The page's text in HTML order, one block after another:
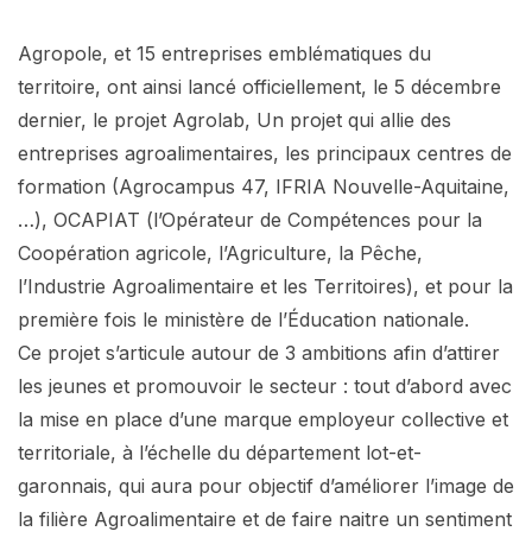
Agropole, et 15 entreprises emblématiques du
territoire, ont ainsi lancé officiellement, le 5 décembre
dernier, le projet Agrolab, Un projet qui allie des
entreprises agroalimentaires, les principaux centres de
formation (Agrocampus 47, IFRIA Nouvelle-Aquitaine,
…), OCAPIAT (l’Opérateur de Compétences pour la
Coopération agricole, l’Agriculture, la Pêche,
l’Industrie Agroalimentaire et les Territoires), et pour la
première fois le ministère de l’Éducation nationale.
Ce projet s’articule autour de 3 ambitions afin d’attirer
les jeunes et promouvoir le secteur : tout d’abord avec
la mise en place d’une marque employeur collective et
territoriale, à l’échelle du département lot-et-
garonnais, qui aura pour objectif d’améliorer l’image de
la filière Agroalimentaire et de faire naitre un sentiment